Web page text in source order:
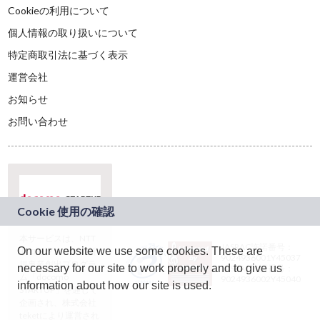
Cookieの利用について
個人情報の取り扱いについて
特定商取引法に基づく表示
運営会社
お知らせ
お問い合わせ
ドコモグループの新
規事業創出プログラ
ム「docomo
STARTUP」を通じて
JASRAC許諾番号：
9024936001Y45037
JASRAC許諾番号：
On our website we use some cookies. These are
necessary for our site to work properly and to give us
information about how our site is used.